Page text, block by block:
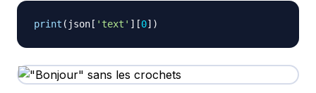
print ( json [ 'text' ] [0] )